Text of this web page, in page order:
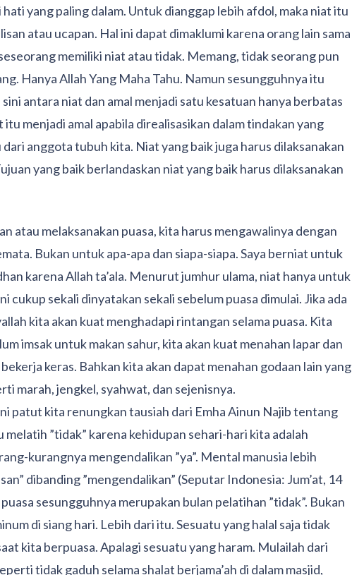
yang paling dalam. Untuk dianggap lebih afdol, maka niat itu
atau ucapan. Hal ini dapat dimaklumi karena orang lain sama
memiliki niat atau tidak. Memang, tidak seorang pun
Hanya Allah Yang Maha Tahu. Namun sesungguhnya itu
antara niat dan amal menjadi satu kesatuan hanya berbatas
menjadi amal apabila direalisasikan dalam tindakan yang
anggota tubuh kita. Niat yang baik juga harus dilaksanakan
yang baik berlandaskan niat yang baik harus dilaksanakan
atau melaksanakan puasa, kita harus mengawalinya dengan
Bukan untuk apa-apa dan siapa-siapa. Saya berniat untuk
karena Allah ta’ala. Menurut jumhur ulama, niat hanya untuk
cukup sekali dinyatakan sekali sebelum puasa dimulai. Jika ada
kita akan kuat menghadapi rintangan selama puasa. Kita
imsak untuk makan sahur, kita akan kuat menahan lapar dan
keras. Bahkan kita akan dapat menahan godaan lain yang
marah, jengkel, syahwat, dan sejenisnya.
patut kita renungkan tausiah dari Emha Ainun Najib tentang
melatih ”tidak” karena kehidupan sehari-hari kita adalah
kurangnya mengendalikan ”ya”. Mental manusia lebih
dibanding ”mengendalikan” (Seputar Indonesia: Jum’at, 14
sesungguhnya merupakan bulan pelatihan ”tidak”. Bukan
di siang hari. Lebih dari itu. Sesuatu yang halal saja tidak
kita berpuasa. Apalagi sesuatu yang haram. Mulailah dari
tidak gaduh selama shalat berjama’ah di dalam masjid,